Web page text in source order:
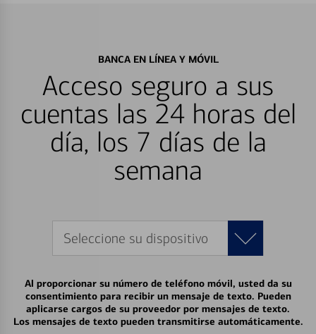
BANCA EN LÍNEA Y MÓVIL
Acceso seguro a sus
cuentas las 24 horas del
día, los 7 días de la
semana
Seleccione su dispositivo
Al proporcionar su número de teléfono móvil, usted da su
consentimiento para recibir un mensaje de texto. Pueden
aplicarse cargos de su proveedor por mensajes de texto.
Los mensajes de texto pueden transmitirse automáticamente.